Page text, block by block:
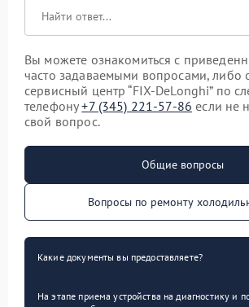
Вы можете ознакомиться с
часто задаваемыми вопросами, либо
сервисный центр “FIX-DeLonghi” по
телефону+7 (345) 221-57-86 если не
свой вопрос.
Общие вопросы
Вопросы по ремонту
Какие документы вы предоставляете?
На этапе приема устройства на диагностику и